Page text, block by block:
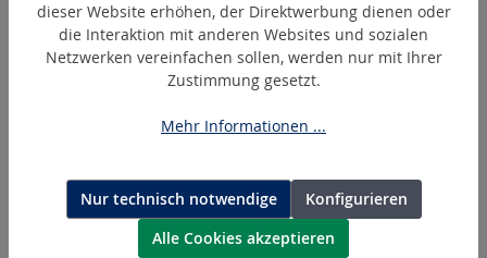
Akku-hydraulisches Presswerkzeug
Presskraft: 120kN
Presseinsatz-Serie:C-Schale (C)
Pressbereich DIN Cu: 10 - 300mm²
dieser Website erhöhen, der Direktwerbung dienen oder
die Interaktion mit anderen Websites und sozialen
Netzwerken vereinfachen sollen, werden nur mit Ihrer
Zustimmung gesetzt.
Mehr Informationen ...
Nur technisch notwendige
Konfigurieren
Alle Cookies akzeptieren